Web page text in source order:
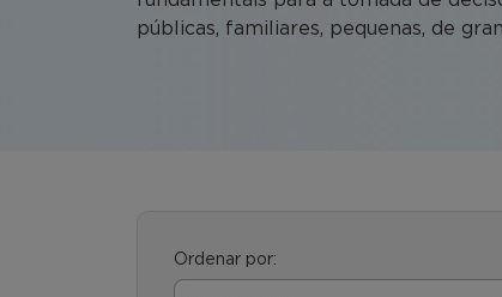
públicas, familiares, pequenas, de
Ordenar por: